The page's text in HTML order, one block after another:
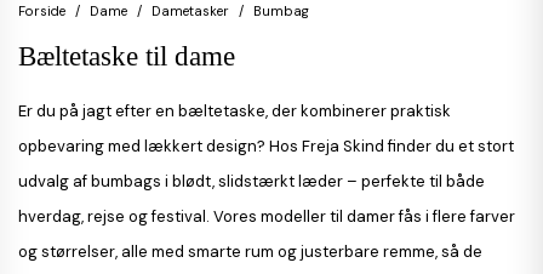
Forside Dame Dametasker Bumbag
Bæltetaske til dame
Er du på jagt efter en bæltetaske, der kombinerer praktisk
opbevaring med lækkert design? Hos Freja Skind finder du et stort
udvalg af bumbags i blødt, slidstærkt læder – perfekte til både
hverdag, rejse og festival. Vores modeller til damer fås i flere farver
og størrelser, alle med smarte rum og justerbare remme, så de